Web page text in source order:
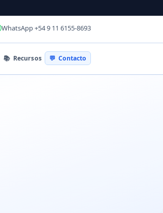
WhatsApp +54 9 11 6155-8693
📚 Recursos 💬 Contacto